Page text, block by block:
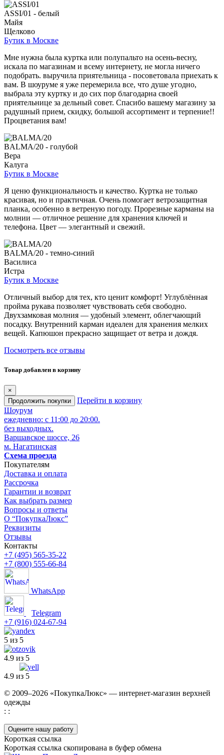
ASSI/01 - белый
Майя
Щелково
Бутик в Москве
Мне нужна была куртка или полупальто на осень-весну,
искала по магазинам и всему интернету, не могла ничего
подобрать. выручила приятельница - посоветовала приехать к
вам. В шоуруме я уже перемерила все, что душе угодно,
выбрала эту куртку и до сих пор благодарна своей
приятельнице за дельный совет. Спасибо вашему магазину за
радушный прием, скидку, большой ассортимент и терпение!!
Процветания вам!
BALMA/20 - голубой
Вера
Калуга
Бутик в Москве
Я ценю функциональность и качество. Куртка не только
красивая, но и практичная. Очень помогает ветрозащитная
планка, особенно в ветреную погоду. Прорезные карманы на
молнии — отличное решение для хранения ключей и
телефона. Цвет — элегантный и свежий.
BALMA/20 - темно-синий
Василиса
Истра
Бутик в Москве
Отличный выбор для тех, кто ценит комфорт! Углублённая
пройма рукава позволяет чувствовать себя свободно.
Двухзамковая молния — удобный элемент, облегчающий
посадку. Внутренний карман идеален для хранения мелких
вещей. Капюшон прекрасно защищает от ветра и дождя.
Посмотреть все отзывы
Товар добавлен в корзину
×
Продолжить покупки
Перейти в корзину
Шоурум
ежедневно: с 11:00 до 20:00.
без выходных.
Варшавское шоссе, 26
м. Нагатинская
Схема проезда
Покупателям
Доставка и оплата
Рассрочка
Гарантии и возврат
Как выбрать размер
Вопросы и ответы
О “ПокупкаЛюкс”
Реквизиты
Отзывы
Контакты
+7 (495) 565-35-22
+7 (800) 555-66-84
WhatsApp
Telegram
+7 (916) 024-67-94
5 из 5
4.9 из 5
4.9 из 5
© 2009–2026 «ПокупкаЛюкс» — интернет-магазин верхней
одежды
: :
Оцените нашу работу
Короткая ссылка
Короткая ссылка скопирована в буфер обмена